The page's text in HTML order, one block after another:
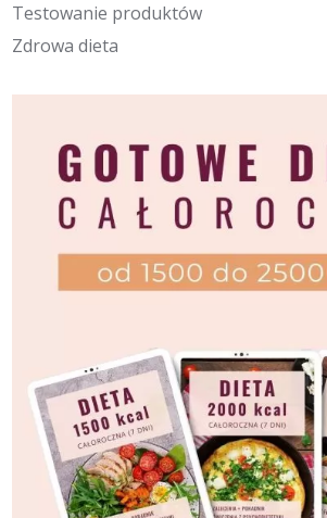
Testowanie produktów
Zdrowa dieta